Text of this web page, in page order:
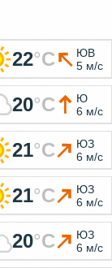
22°C
ЮВ
5 м/с
20°C
Ю
6 м/с
21°C
ЮЗ
6 м/с
21°C
ЮЗ
6 м/с
20°C
ЮЗ
6 м/с